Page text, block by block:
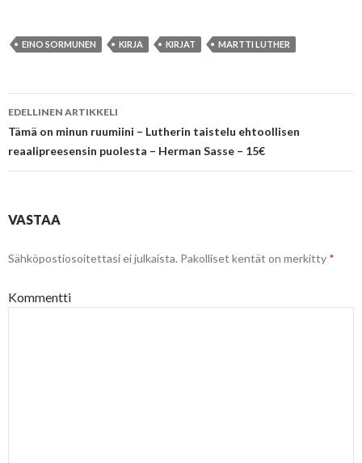
EINO SORMUNEN KIRJA KIRJAT MARTTI LUTHER
Artikkelien
selaus
EDELLINEN ARTIKKELI
Tämä on minun ruumiini – Lutherin taistelu ehtoollisen
reaalipreesensin puolesta – Herman Sasse – 15€
VASTAA
Sähköpostiosoitettasi ei julkaista. Pakolliset kentät on merkitty *
Kommentti